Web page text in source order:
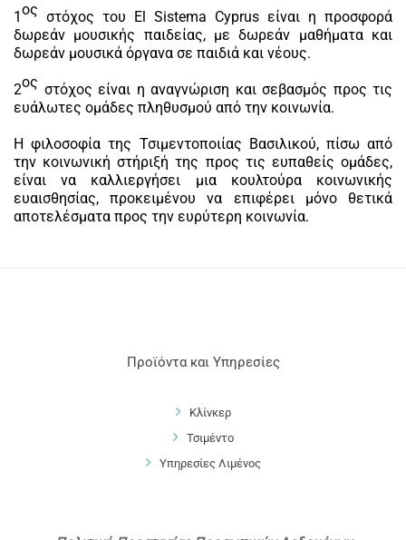
1ος στόχος του El Sistema Cyprus είναι η προσφορά
δωρεάν μουσικής παιδείας, με δωρεάν μαθήματα και
δωρεάν μουσικά όργανα σε παιδιά και νέους.
2ος στόχος είναι η αναγνώριση και σεβασμός προς τις
ευάλωτες ομάδες πληθυσμού από την κοινωνία.
Η φιλοσοφία της Τσιμεντοποιίας Βασιλικού, πίσω από
την κοινωνική στήριξή της προς τις ευπαθείς ομάδες,
είναι να καλλιεργήσει μια κουλτούρα κοινωνικής
ευαισθησίας, προκειμένου να επιφέρει μόνο θετικά
αποτελέσματα προς την ευρύτερη κοινωνία.
Προϊόντα και Υπηρεσίες
Κλίνκερ
Τσιμέντο
Υπηρεσίες Λιμένος